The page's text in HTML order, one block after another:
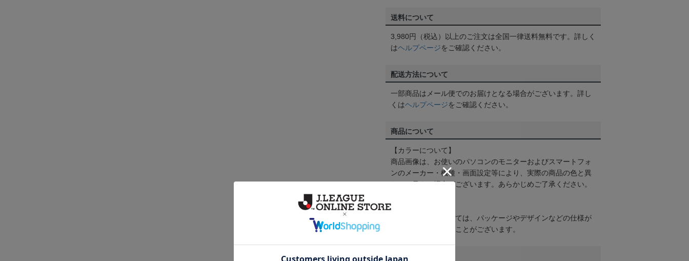
送料について
3,980円（税込）以上のご注文は全国一律送料無料です。詳しく
はヘルプページをご確認ください。
配送方法について
一部商品はメール便でのお届けとなる場合がございます。詳し
くはヘルプページをご確認ください。
商品について
【カラーについて】
商品画像は、お使いのパソコンのモニターおよびスマートフォ
ンのメーカー・機種・画面設定等により、実際の商品の色と異
なって見える場合がございます。あらかじめご了承ください。
【仕様について】
取り扱い商品によっては、パッケージやデザインなどの仕様が
予告なく変更になることがございます。
その他